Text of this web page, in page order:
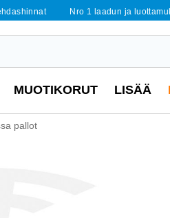
Nro 1 laadun ja
MUOTIKORUT LISÄÄ
pallot